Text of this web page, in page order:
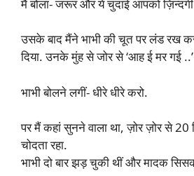
मैं बोला- जरूर और ये चुदाई आपको ज़िन्दगी
उसके बाद मैंने भाभी की चूत पर लंड रख
दिया. उनके मुंह से जोर से ‘आह ई मर गई
भाभी बोलने लगीं- धीरे धीरे करो.
पर मैं कहां सुनने वाला था, ज़ोर ज़ोर से
चोदता रहा.
भाभी दो बार झड़ चुकी थीं और मादक